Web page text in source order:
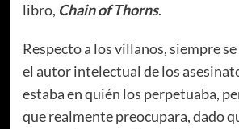
libro, Chain of Thorns.
Respecto a los villanos, siempre
el autor intelectual de los
estaba en quién los perpetuaba,
que realmente preocupara, dado